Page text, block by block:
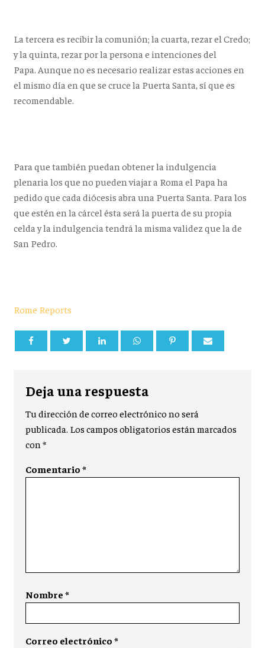
La tercera es recibir la comunión; la cuarta, rezar el Credo;
y la quinta, rezar por la persona e intenciones del
Papa. Aunque no es necesario realizar estas acciones en
el mismo día en que se cruce la Puerta Santa, sí que es
recomendable.
Para que también puedan obtener la indulgencia
plenaria los que no pueden viajar a Roma el Papa ha
pedido que cada diócesis abra una Puerta Santa. Para los
que estén en la cárcel ésta será la puerta de su propia
celda y la indulgencia tendrá la misma validez que la de
San Pedro.
Rome Reports
Deja una respuesta
Tu dirección de correo electrónico no será
publicada. Los campos obligatorios están marcados
con*
Comentario*
Nombre*
Correo electrónico*